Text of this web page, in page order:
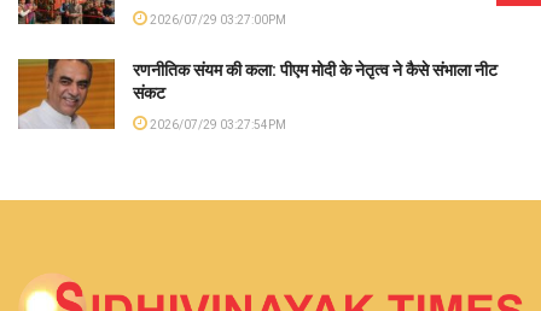
2026/07/29 03:27:00PM
रणनीतिक संयम की कला: पीएम मोदी के नेतृत्व ने कैसे संभाला नीट
संकट
2026/07/29 03:27:54PM